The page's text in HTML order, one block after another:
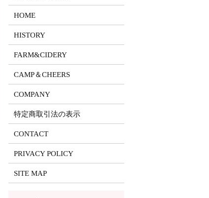
HOME
HISTORY
FARM&CIDERY
CAMP＆CHEERS
COMPANY
特定商取引法の表示
CONTACT
PRIVACY POLICY
SITE MAP